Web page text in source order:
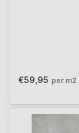
€59,95 per m2